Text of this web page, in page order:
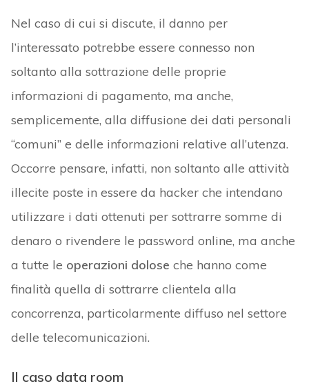
Nel caso di cui si discute, il danno per
l’interessato potrebbe essere connesso non
soltanto alla sottrazione delle proprie
informazioni di pagamento, ma anche,
semplicemente, alla diffusione dei dati personali
“comuni” e delle informazioni relative all’utenza.
Occorre pensare, infatti, non soltanto alle attività
illecite poste in essere da hacker che intendano
utilizzare i dati ottenuti per sottrarre somme di
denaro o rivendere le password online, ma anche
a tutte le operazioni dolose che hanno come
finalità quella di sottrarre clientela alla
concorrenza, particolarmente diffuso nel settore
delle telecomunicazioni.
Il caso data room